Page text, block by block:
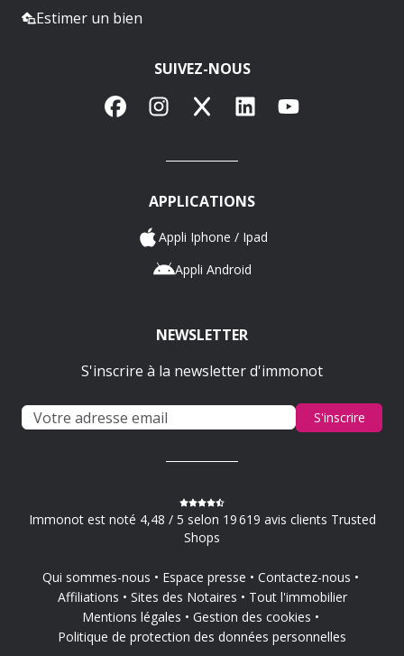
Estimer un bien
SUIVEZ-NOUS
FacebookInstagram
X LinkedInYouTube
APPLICATIONS
Appli Iphone / Ipad
Appli Android
NEWSLETTER
S'inscrire à la newsletter d'immonot
S'inscrire
Immonot est noté 4,48 / 5 selon 19 619 avis clients Trusted
Shops
Qui sommes-nous Espace presse
Contactez-nous
Affiliations
Sites des Notaires
Tout l'immobilier
Mentions légales
Gestion des cookies
Politique de protection des données personnelles